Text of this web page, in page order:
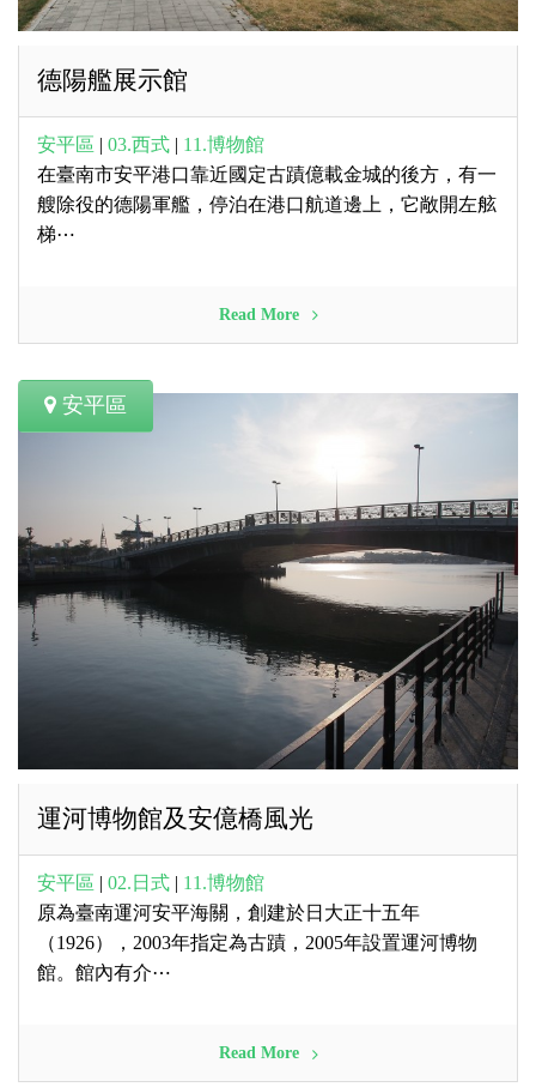
德陽艦展示館
安平區 | 03.西式 | 11.博物館
在臺南市安平港口靠近國定古蹟億載金城的後方，有一
艘除役的德陽軍艦，停泊在港口航道邊上，它敞開左舷
梯⋯
Read More
安平區
運河博物館及安億橋風光
安平區 | 02.日式 | 11.博物館
原為臺南運河安平海關，創建於日大正十五年
（1926），2003年指定為古蹟，2005年設置運河博物
館。館內有介⋯
Read More